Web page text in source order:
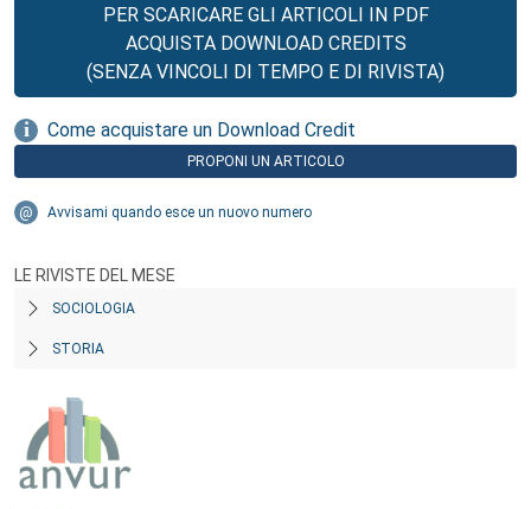
PER SCARICARE GLI ARTICOLI IN PDF
ACQUISTA DOWNLOAD CREDITS
(SENZA VINCOLI DI TEMPO E DI RIVISTA)
Come acquistare un Download Credit
PROPONI UN ARTICOLO
Avvisami quando esce un nuovo numero
LE RIVISTE DEL MESE
SOCIOLOGIA
STORIA